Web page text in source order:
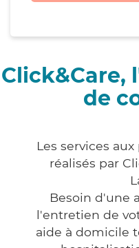
Click&Care,
de
Les services
réalisés par
Besoin d'une
l'entretien de
aide à domicile